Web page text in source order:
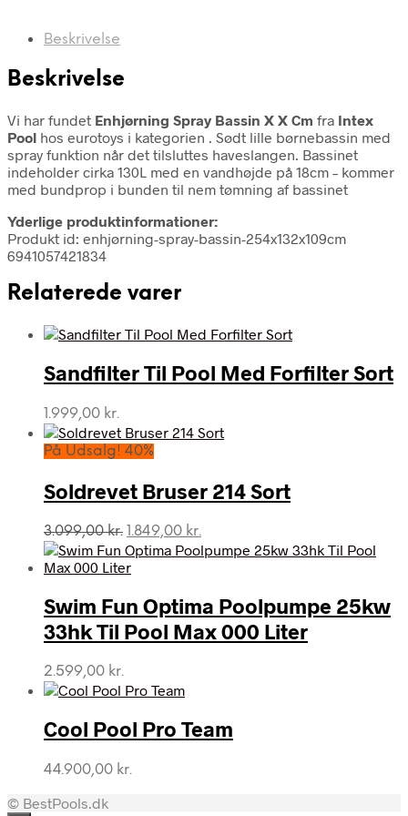
Beskrivelse
Beskrivelse
Vi har fundet Enhjørning Spray Bassin X X Cm fra Intex
Pool hos eurotoys i kategorien . Sødt lille børnebassin med
spray funktion når det tilsluttes haveslangen. Bassinet
indeholder cirka 130L med en vandhøjde på 18cm – kommer
med bundprop i bunden til nem tømning af bassinet
Yderlige produktinformationer:
Produkt id: enhjørning-spray-bassin-254x132x109cm
6941057421834
Relaterede varer
Sandfilter Til Pool Med Forfilter Sort
1.999,00 kr.
På Udsalg! 40%
Soldrevet Bruser 214 Sort
3.099,00kr. Den
oprindelige
pris
3.099,00 kr..
1.849,00 kr.
aktuelle
1.849,00 kr..
Swim Fun Optima Poolpumpe 25kw
33hk Til Pool Max 000 Liter
2.599,00 kr.
Cool Pool Pro Team
44.900,00 kr.
© BestPools.dk